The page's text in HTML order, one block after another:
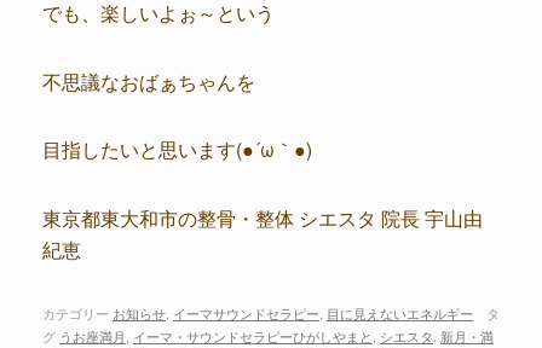
でも、楽しいよぉ～という
不思議なおばぁちゃんを
目指したいと思います(●´ω｀●)
東京都東大和市の整骨・整体 シエスタ 院長 宇山由
紀恵
カテゴリー お知らせ, イーマサウンドセラピー, 目に見えないエネルギー タ
グ うお座満月, イーマ・サウンドセラピーひがしやまと, シエスタ, 新月・満